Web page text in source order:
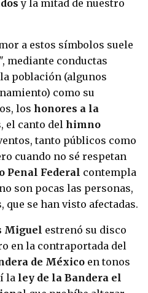
y la mitad de nuestro
a estos símbolos suele
mediante conductas
población (algunos
como su
los honores a la
el canto del himno
tanto públicos como
cuando no sé respetan
Penal Federal contempla
son pocas las personas,
se han visto afectadas.
Miguel estrenó su disco
en la contraportada del
de México en tonos
la ley de la Bandera el